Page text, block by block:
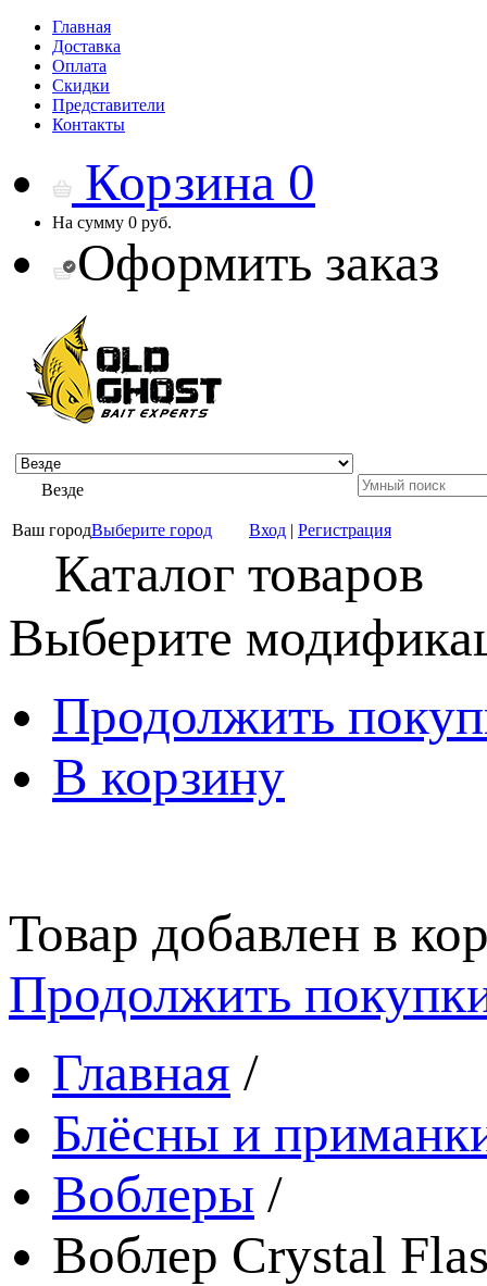
Главная
Доставка
Оплата
Скидки
Представители
Контакты
Корзина 0
На сумму 0 руб.
Оформить заказ
Везде
Ваш городВыберите город Вход | Регистрация
Каталог товаров
Выберите
Продолжить
В корзину
Товар добавлен в
Продолжить
Главная /
Блёсны и
Воблеры /
Воблер Crystal